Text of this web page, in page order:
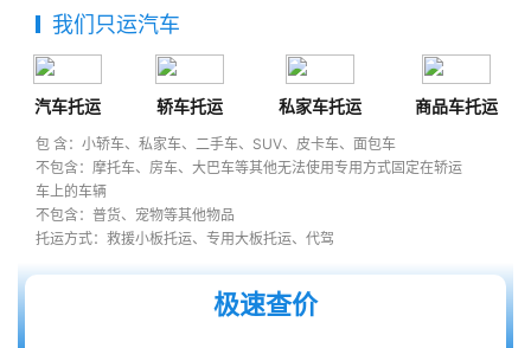
我们只运汽车
汽车托运 轿车托运 私家车托运 商品车托运
包 含：小轿车、私家车、二手车、SUV、皮卡车、面包车
不包含：摩托车、房车、大巴车等其他无法使用专用方式固定在轿运
车上的车辆
不包含：普货、宠物等其他物品
托运方式：救援小板托运、专用大板托运、代驾
极速查价